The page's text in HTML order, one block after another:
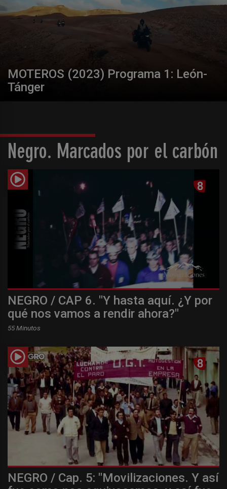
MOTEROS (2023) Programa 1: León-
Tánger
Negro. Marcados por el carbón
NEGRO / CAP 6. "Y hasta aquí. ¿Y por
qué nos vamos a rendir ahora?"
55 Minutos
NEGRO / Cap. 5: "Movilizaciones. Y así